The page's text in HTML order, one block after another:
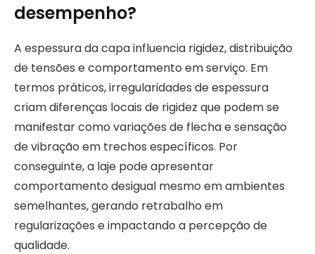
desempenho?
A espessura da capa influencia rigidez, distribuição
de tensões e comportamento em serviço. Em
termos práticos, irregularidades de espessura
criam diferenças locais de rigidez que podem se
manifestar como variações de flecha e sensação
de vibração em trechos específicos. Por
conseguinte, a laje pode apresentar
comportamento desigual mesmo em ambientes
semelhantes, gerando retrabalho em
regularizações e impactando a percepção de
qualidade.